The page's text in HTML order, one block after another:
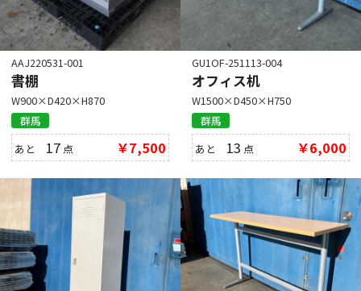
AAJ220531-001
書棚
W900×D420×H870
群馬
あと 17 点 ￥7,500
GU1OF-251113-004
オフィス机
W1500×D450×H750
群馬
あと 13 点 ￥6,000